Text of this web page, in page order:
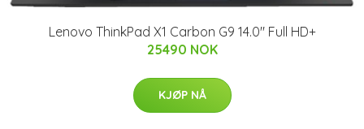
Lenovo ThinkPad X1 Carbon G9 14.0" Full HD+
25490 NOK
KJØP NÅ